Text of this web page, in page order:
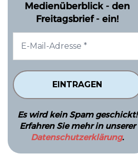
Medienüberblick - den
Freitagsbrief - ein!
Es wird kein Spam geschickt!
Erfahren Sie mehr in unserer
Datenschutzerklärung.